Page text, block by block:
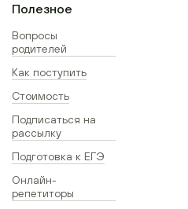
Полезное
Вопросы
родителей
Как поступить
Стоимость
Подписаться на
рассылку
Подготовка к ЕГЭ
Онлайн-
репетиторы